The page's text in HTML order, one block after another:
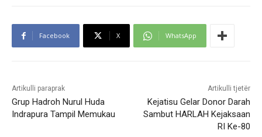
Facebook X WhatsApp
Artikulli paraprak
Grup Hadroh Nurul Huda
Indrapura Tampil Memukau
Artikulli tjetër
Kejatisu Gelar Donor Darah
Sambut HARLAH Kejaksaan
RI Ke-80